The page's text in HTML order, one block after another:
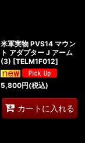
米軍実物 PVS14 マウン
ト アダプター J アーム
(3) [TELM1F012]
5,800円(税込)
カートに入れる